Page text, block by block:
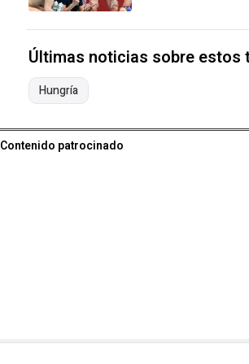
Últimas noticias sobre estos
Hungría
Contenido patrocinado